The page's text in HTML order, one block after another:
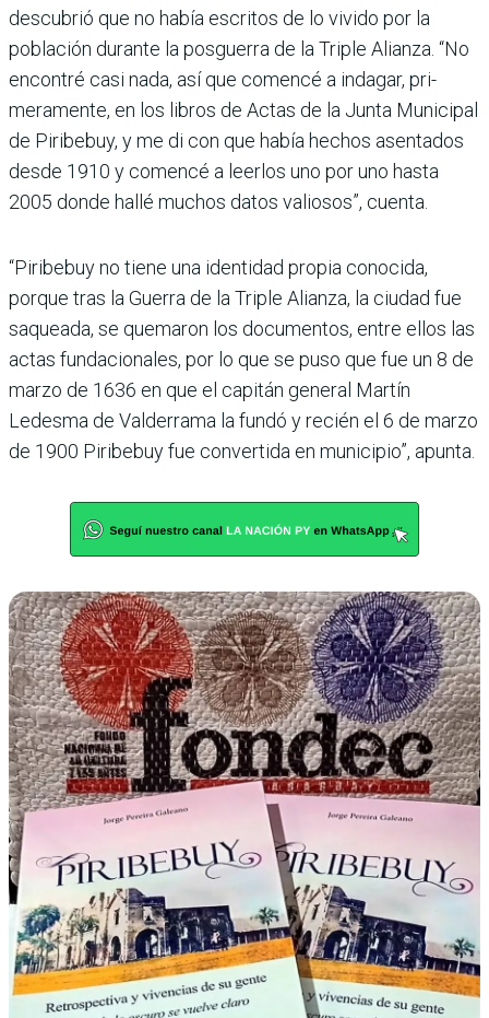
descubrió que no había escritos de lo vivido por la
población durante la pos­guerra de la Triple Alianza. “No
encontré casi nada, así que comencé a indagar, pri­
meramente, en los libros de Actas de la Junta Munici­pal
de Piribebuy, y me di con que había hechos asentados
desde 1910 y comencé a leer­los uno por uno hasta
2005 donde hallé muchos datos valiosos”, cuenta.
“Piribebuy no tiene una identidad propia conocida,
porque tras la Guerra de la Triple Alianza, la ciudad fue
saqueada, se quema­ron los documentos, entre ellos las
actas fundaciona­les, por lo que se puso que fue un 8 de
marzo de 1636 en que el capitán general Martín
Ledesma de Valde­rrama la fundó y recién el 6 de marzo
de 1900 Piribebuy fue convertida en munici­pio”, apunta.